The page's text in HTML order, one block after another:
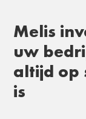
Melis
uw
altijd op
is